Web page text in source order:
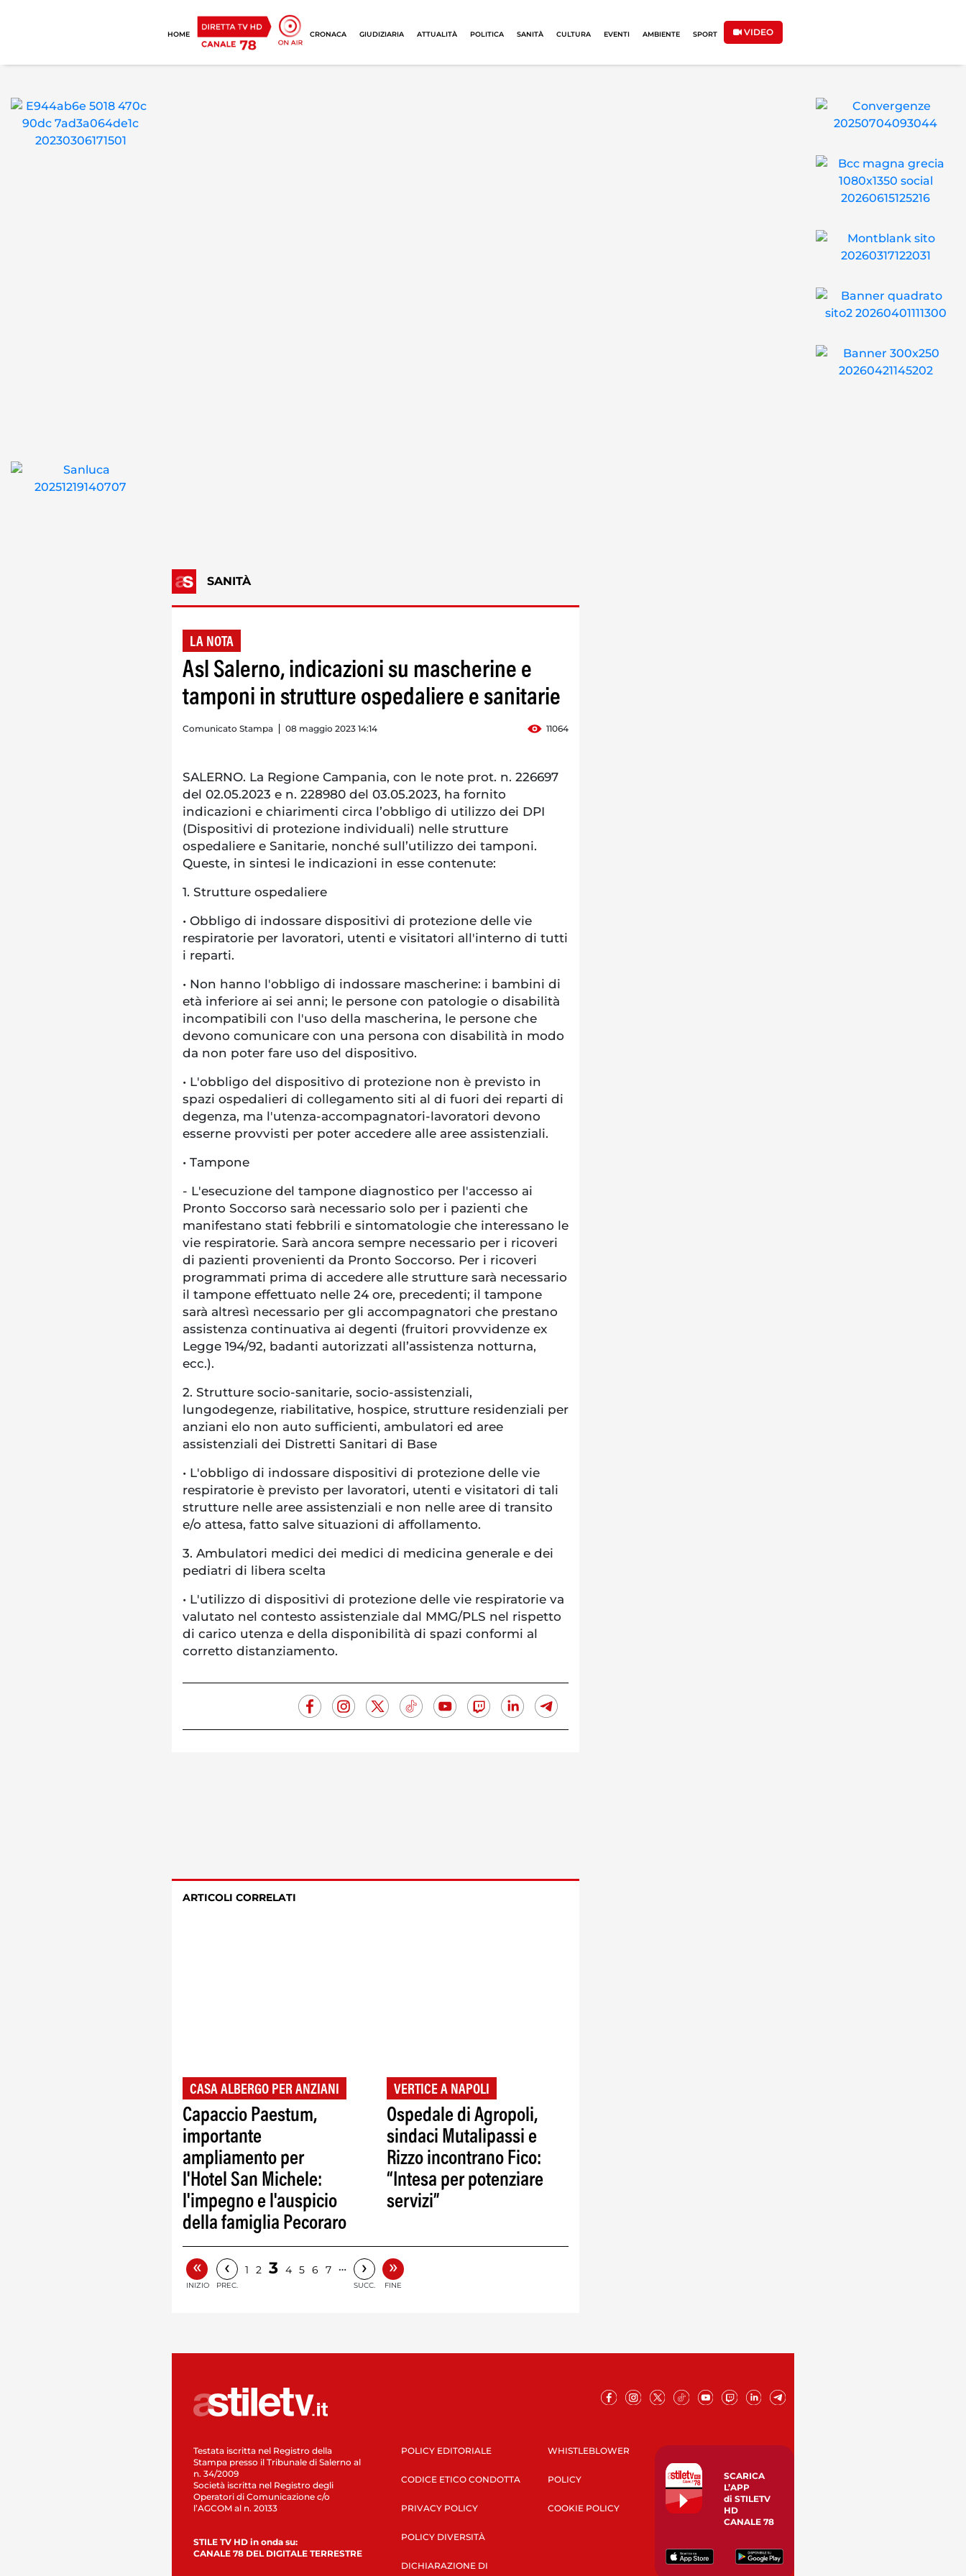
HOME CRONACA GIUDIZIARIA ATTUALITÀ POLITICA SANITÀ CULTURA EVENTI AMBIENTE SPORT VIDEO
SANITÀ
LA NOTA
Asl Salerno, indicazioni su mascherine e
tamponi in strutture ospedaliere e sanitarie
Comunicato Stampa 08 maggio 2023 14:14 11064
SALERNO. La Regione Campania, con le note prot. n. 226697
del 02.05.2023 e n. 228980 del 03.05.2023, ha fornito
indicazioni e chiarimenti circa l’obbligo di utilizzo dei DPI
(Dispositivi di protezione individuali) nelle strutture
ospedaliere e Sanitarie, nonché sull’utilizzo dei tamponi.
Queste, in sintesi le indicazioni in esse contenute:
1. Strutture ospedaliere
• Obbligo di indossare dispositivi di protezione delle vie
respiratorie per lavoratori, utenti e visitatori all'interno di tutti
i reparti.
• Non hanno l'obbligo di indossare mascherine: i bambini di
età inferiore ai sei anni; le persone con patologie o disabilità
incompatibili con l'uso della mascherina, le persone che
devono comunicare con una persona con disabilità in modo
da non poter fare uso del dispositivo.
• L'obbligo del dispositivo di protezione non è previsto in
spazi ospedalieri di collegamento siti al di fuori dei reparti di
degenza, ma l'utenza-accompagnatori-lavoratori devono
esserne provvisti per poter accedere alle aree assistenziali.
• Tampone
- L'esecuzione del tampone diagnostico per l'accesso ai
Pronto Soccorso sarà necessario solo per i pazienti che
manifestano stati febbrili e sintomatologie che interessano le
vie respiratorie. Sarà ancora sempre necessario per i ricoveri
di pazienti provenienti da Pronto Soccorso. Per i ricoveri
programmati prima di accedere alle strutture sarà necessario
il tampone effettuato nelle 24 ore, precedenti; il tampone
sarà altresì necessario per gli accompagnatori che prestano
assistenza continuativa ai degenti (fruitori provvidenze ex
Legge 194/92, badanti autorizzati all’assistenza notturna,
ecc.).
2. Strutture socio-sanitarie, socio-assistenziali,
lungodegenze, riabilitative, hospice, strutture residenziali per
anziani elo non auto sufficienti, ambulatori ed aree
assistenziali dei Distretti Sanitari di Base
• L'obbligo di indossare dispositivi di protezione delle vie
respiratorie è previsto per lavoratori, utenti e visitatori di tali
strutture nelle aree assistenziali e non nelle aree di transito
e/o attesa, fatto salve situazioni di affollamento.
3. Ambulatori medici dei medici di medicina generale e dei
pediatri di libera scelta
• L'utilizzo di dispositivi di protezione delle vie respiratorie va
valutato nel contesto assistenziale dal MMG/PLS nel rispetto
di carico utenza e della disponibilità di spazi conformi al
corretto distanziamento.
ARTICOLI CORRELATI
CASA ALBERGO PER ANZIANI
Capaccio Paestum,
importante
ampliamento per
l'Hotel San Michele:
l'impegno e l'auspicio
della famiglia Pecoraro
VERTICE A NAPOLI
Ospedale di Agropoli,
sindaci Mutalipassi e
Rizzo incontrano Fico:
“Intesa per potenziare
servizi”
«
INIZIO
‹
PREC.
1 2 3 4 5 6 7 … ›
SUCC.
»
FINE
Testata iscritta nel Registro della
Stampa presso il Tribunale di Salerno al
n. 34/2009
Società iscritta nel Registro degli
Operatori di Comunicazione c/o
l’AGCOM al n. 20133
STILE TV HD in onda su:
CANALE 78 DEL DIGITALE TERRESTRE
POLICY EDITORIALE
CODICE ETICO CONDOTTA
PRIVACY POLICY
POLICY DIVERSITÀ
DICHIARAZIONE DI
WHISTLEBLOWER
POLICY
COOKIE POLICY
SCARICA
L’APP
di STILETV
HD
CANALE 78